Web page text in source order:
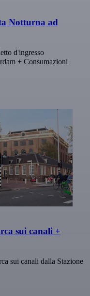
Notturna ad
d'ingresso
+ Consumazioni
sui canali +
sui canali dalla Stazione